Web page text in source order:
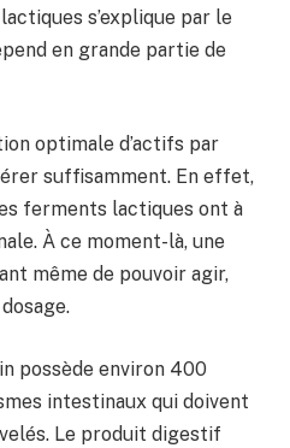
s’explique par le
en grande partie de
optimale d’actifs par
suffisamment. En effet,
ferments lactiques ont à
À ce moment-là, une
même de pouvoir agir,
possède environ 400
intestinaux qui doivent
Le produit digestif